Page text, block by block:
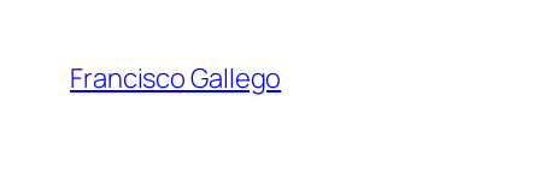
contenido
Francisco Gallego